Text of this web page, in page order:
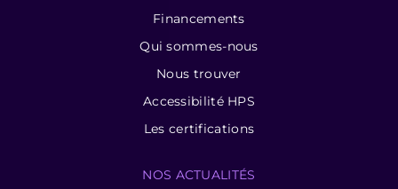
Financements
Qui sommes-nous
Nous trouver
Accessibilité HPS
Les certifications
NOS ACTUALITÉS